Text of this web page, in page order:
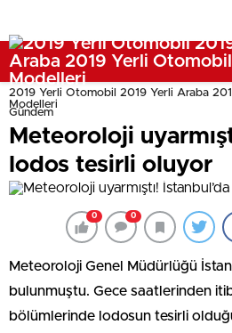
2019 Yerli Otomobil 2019 Yerli Araba
Modelleri
Gündem
Meteoroloji
lodos tesirli oluyor
0 0
Meteoroloji Genel Müdürlüğü
bulunmuştu. Gece saatlerinden
bölümlerinde lodosun tesirli